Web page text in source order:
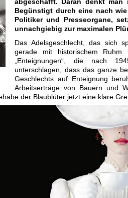
Begünstigt durch eine nach
Politiker und Presseorgane,
unnachgiebig zur maximalen
Das Adelsgeschlecht, das sich
gerade mit historischem Ruhm
„Enteignungen“, die nach
unterschlagen, dass das ganze
Geschlechts auf Enteignung
Arbeitserträge von Bauern und
der Blaublüter jetzt eine klare